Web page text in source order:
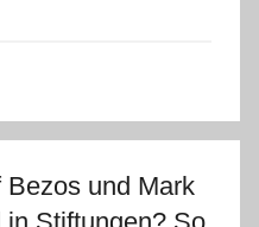
und Mark